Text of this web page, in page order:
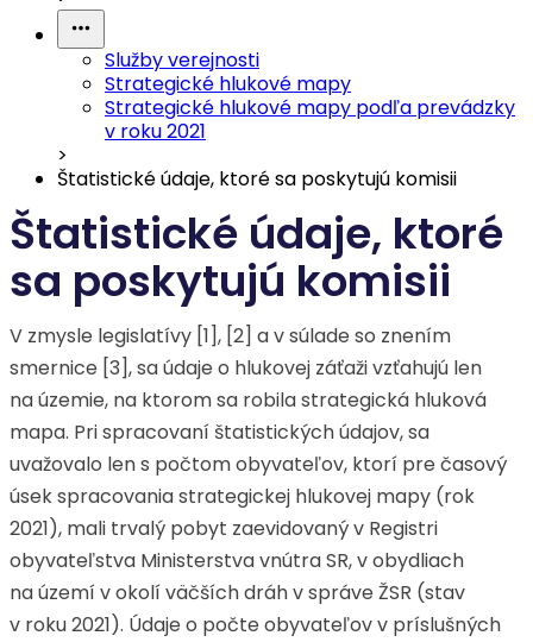
Služby verejnosti
Strategické hlukové mapy
Strategické hlukové mapy podľa prevádzky
v roku 2021
>
Štatistické údaje, ktoré sa poskytujú komisii
Štatistické údaje, ktoré
sa poskytujú komisii
V zmysle legislatívy [1], [2] a v súlade so znením
smernice [3], sa údaje o hlukovej záťaži vzťahujú len
na územie, na ktorom sa robila strategická hluková
mapa. Pri spracovaní štatistických údajov, sa
uvažovalo len s počtom obyvateľov, ktorí pre časový
úsek spracovania strategickej hlukovej mapy (rok
2021), mali trvalý pobyt zaevidovaný v Registri
obyvateľstva Ministerstva vnútra SR, v obydliach
na území v okolí väčších dráh v správe ŽSR (stav
v roku 2021). Údaje o počte obyvateľov v príslušných